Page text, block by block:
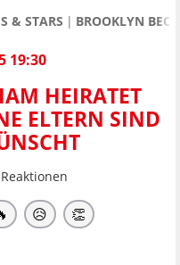
& STARS BROOKLYN
19:30
HEIRATET
ELTERN SIND
Reaktionen
😥 👏